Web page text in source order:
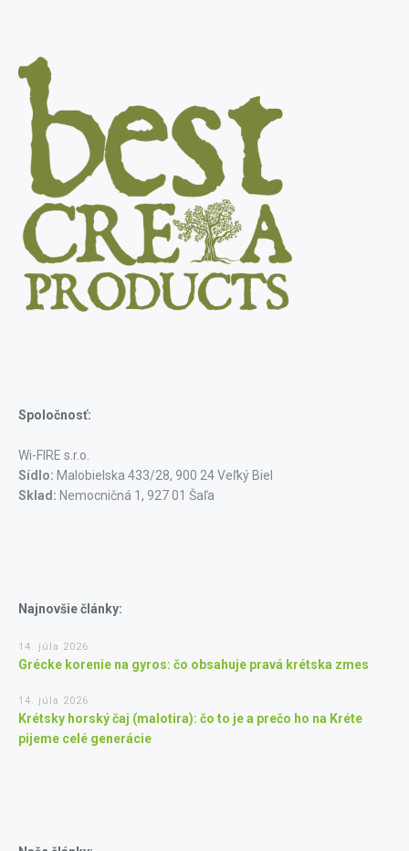
Spoločnosť:
Wi-FIRE s.r.o.
Sídlo: Malobielska 433/28, 900 24 Veľký Biel
Sklad: Nemocničná 1, 927 01 Šaľa
Najnovšie články:
14. júla 2026
Grécke korenie na gyros: čo obsahuje pravá krétska zmes
14. júla 2026
Krétsky horský čaj (malotira): čo to je a prečo ho na Kréte
pijeme celé generácie